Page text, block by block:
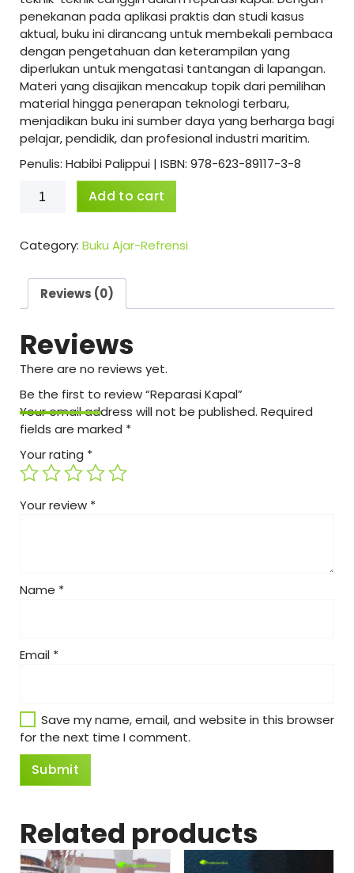
penekanan pada aplikasi praktis dan studi kasus
aktual, buku ini dirancang untuk membekali pembaca
dengan pengetahuan dan keterampilan yang
diperlukan untuk mengatasi tantangan di lapangan.
Materi yang disajikan mencakup topik dari pemilihan
material hingga penerapan teknologi terbaru,
menjadikan buku ini sumber daya yang berharga bagi
pelajar, pendidik, dan profesional industri maritim.
Penulis: Habibi Palippui | ISBN: 978-623-89117-3-8
Reparasi
Kapal
Add to cart
Category: Buku Ajar-Refrensi
Reviews (0)
Reviews
There are no reviews yet.
Be the first to review “Reparasi Kapal”
Your email address will not be published. Required
fields are marked *
Your rating *
Your review *
Name *
Email *
Save my name, email, and website in this browser
for the next time I comment.
Related products